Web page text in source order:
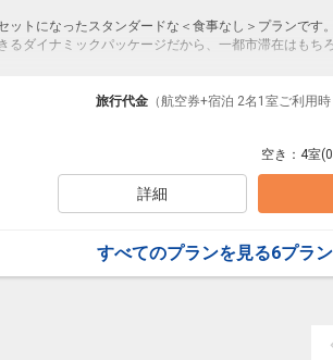
ットになったスタンダードな＜食事なし＞プランです
るダイナミックパッケージだから、一都市滞在はもち
（またはJALグループ）確約！フライトマイル50%貯ま
や現地交通・体験プランなどの追加（同時予約）が可
旅行代金 （航空券+宿泊 2名1室ご利用
空き： 4室
詳細
すべてのプランを見る6プラ